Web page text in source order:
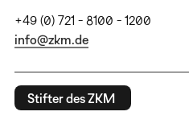
+49 (0) 721 - 8100 - 1200
info@zkm.de
Stifter des ZKM